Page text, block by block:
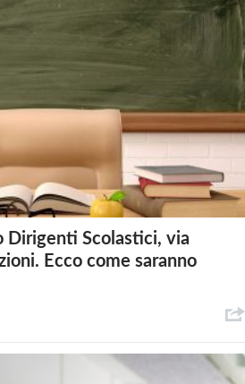
Dirigenti Scolastici, via
Ecco come saranno